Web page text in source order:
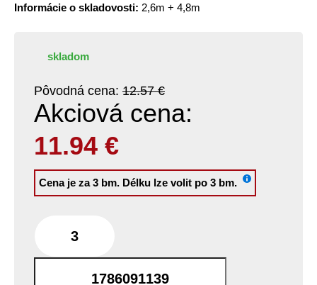
Informácie o skladovosti: 2,6m + 4,8m
skladom
Pôvodná cena: 12.57 €
Akciová cena:
11.94 €
Cena je za 3 bm. Délku lze volit po 3 bm.
bm